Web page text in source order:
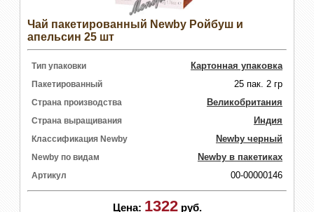
Чай пакетированный Newby Ройбуш и
апельсин 25 шт
Тип упаковки Картонная упаковка
Пакетированный 25 пак. 2 гр
Страна производства Великобритания
Страна выращивания Индия
Классификация Newby Newby черный
Newby по видам Newby в пакетиках
Артикул 00-00000146
Цена: 1322 руб.